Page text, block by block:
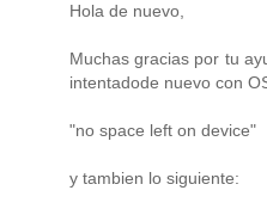
Hola de nuevo,
Muchas gracias por tu
intentadode nuevo con
"no space left on device"
y tambien lo siguiente: